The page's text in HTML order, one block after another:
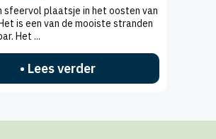
sfeervol plaatsje in het oosten van
is een van de mooiste stranden
Het ...
• Lees verder